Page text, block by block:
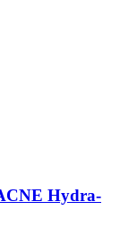
Hydra-​